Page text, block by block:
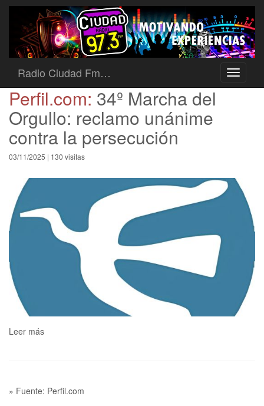
Toggle
Radio Ciudad Fm…
Perfil.com: 34º Marcha del
Orgullo: reclamo unánime
contra la persecución
03/11/2025 | 130 visitas
Leer más
» Fuente: Perfil.com